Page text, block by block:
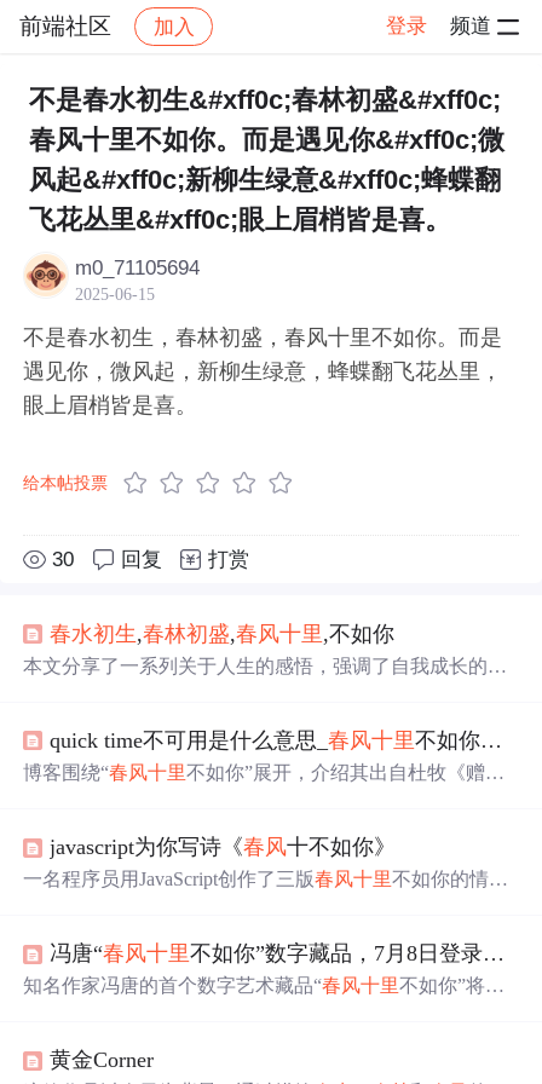
前端社区 加入 登录 频道
社区 前端社区 感慨 帖子详情
不是春水初生&#xff0c;春林初盛&#xff0c;
春风十里不如你。而是遇见你&#xff0c;微
风起&#xff0c;新柳生绿意&#xff0c;蜂蝶翻
飞花丛里&#xff0c;眼上眉梢皆是喜。
m0_71105694
2025-06-15
不是春水初生，春林初盛，春风十里不如你。而是
遇见你，微风起，新柳生绿意，蜂蝶翻飞花丛里，
眼上眉梢皆是喜。
给本帖投票
30 回复 打赏
春水初生,春林初盛,春风十里,不如你
本文分享了一系列关于人生的感悟，强调了自我成长的重
quick time不可用是什么意思_春风十里不如你，用了什么典故，是什么意思？
博客围绕“春风十里不如你”展开，介绍其出自杜牧《赠别
春偶像剧，体现了唐诗宋词对后人的影响力。
javascript为你写诗《春风十不如你》
一名程序员用JavaScript创作了三版春风十里不如你的情
冯唐“春风十里不如你”数字藏品，7月8日登录希壤！
知名作家冯唐的首个数字艺术藏品“春风十里不如你”将于7
模态形式展示。
黄金Corner